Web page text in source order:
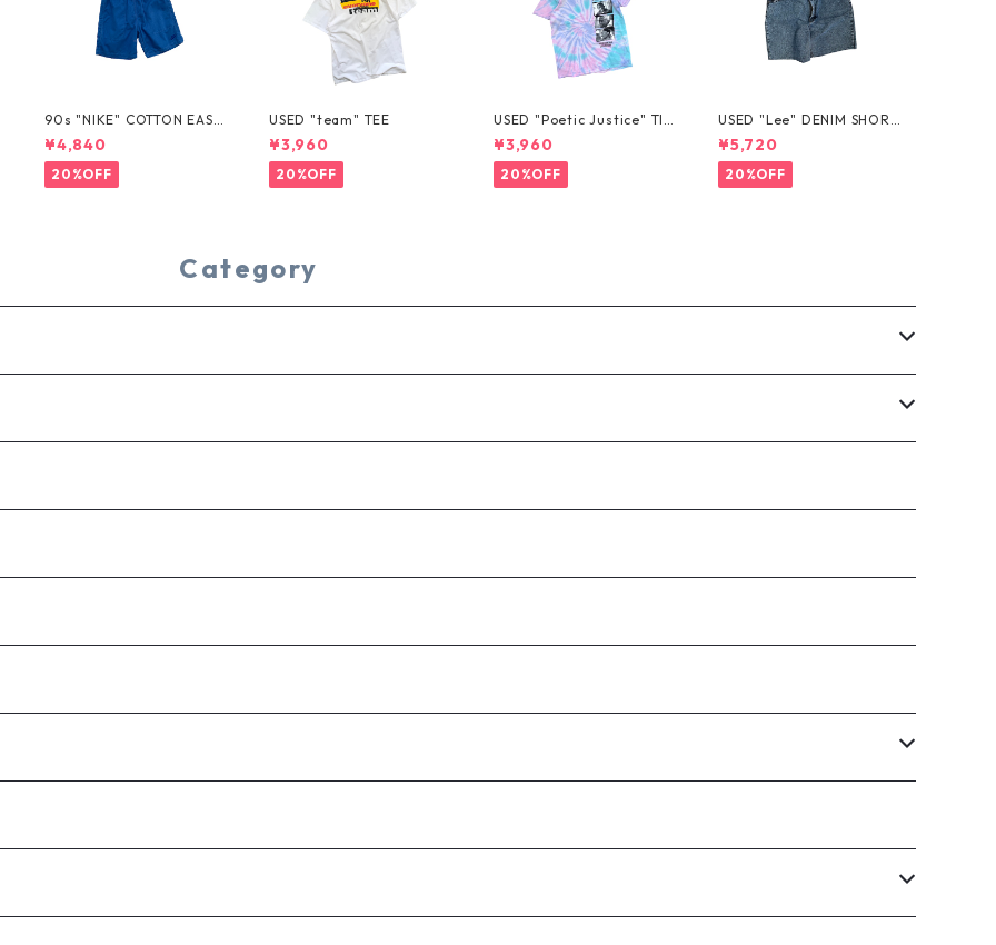
90s "NIKE" COTTON EASY
SHORTS
¥4,840
20%OFF
USED "team" TEE
¥3,960
20%OFF
USED "Poetic Justice" TIE
-DYE TEE
¥3,960
20%OFF
USED "Lee" DENIM SHORT
S
¥5,720
20%OFF
Category